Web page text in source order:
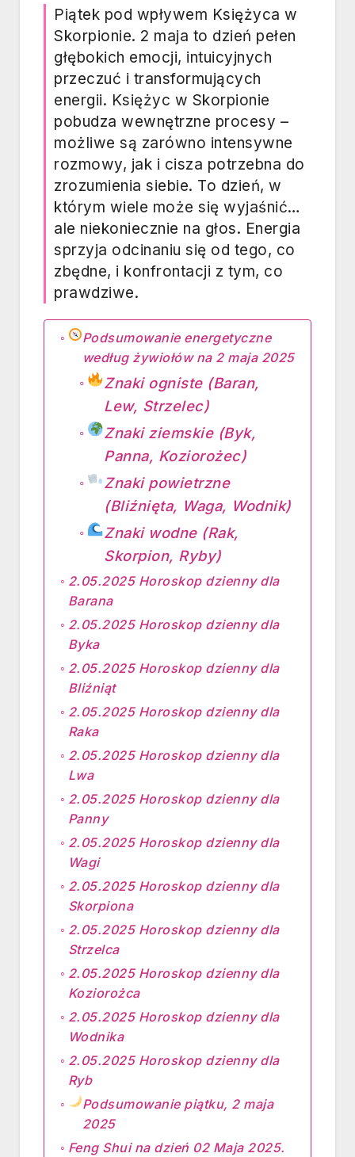
Piątek pod wpływem Księżyca w
Skorpionie. 2 maja to dzień pełen
głębokich emocji, intuicyjnych
przeczuć i transformujących
energii. Księżyc w Skorpionie
pobudza wewnętrzne procesy –
możliwe są zarówno intensywne
rozmowy, jak i cisza potrzebna do
zrozumienia siebie. To dzień, w
którym wiele może się wyjaśnić…
ale niekoniecznie na głos. Energia
sprzyja odcinaniu się od tego, co
zbędne, i konfrontacji z tym, co
prawdziwe.
Podsumowanie energetyczne
według żywiołów na 2 maja 2025
Znaki ogniste (Baran,
Lew, Strzelec)
Znaki ziemskie (Byk,
Panna, Koziorożec)
Znaki powietrzne
(Bliźnięta, Waga, Wodnik)
Znaki wodne (Rak,
Skorpion, Ryby)
2.05.2025 Horoskop dzienny dla
Barana
2.05.2025 Horoskop dzienny dla
Byka
2.05.2025 Horoskop dzienny dla
Bliźniąt
2.05.2025 Horoskop dzienny dla
Raka
2.05.2025 Horoskop dzienny dla
Lwa
2.05.2025 Horoskop dzienny dla
Panny
2.05.2025 Horoskop dzienny dla
Wagi
2.05.2025 Horoskop dzienny dla
Skorpiona
2.05.2025 Horoskop dzienny dla
Strzelca
2.05.2025 Horoskop dzienny dla
Koziorożca
2.05.2025 Horoskop dzienny dla
Wodnika
2.05.2025 Horoskop dzienny dla
Ryb
Podsumowanie piątku, 2 maja
2025
Feng Shui na dzień 02 Maja 2025.